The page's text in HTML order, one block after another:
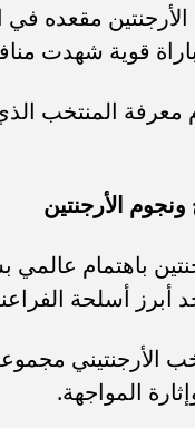
مقعده
المنتخب
الأرجنتين
باهتمام
أسلحة
الأرجنتيني
المواجهة.